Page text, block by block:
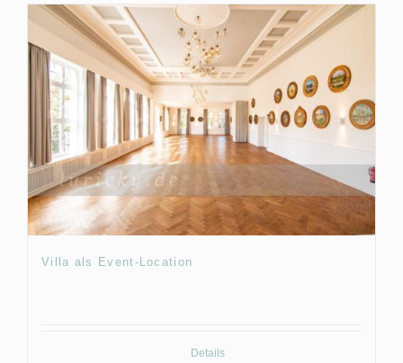
Villa als Event-Location
Details